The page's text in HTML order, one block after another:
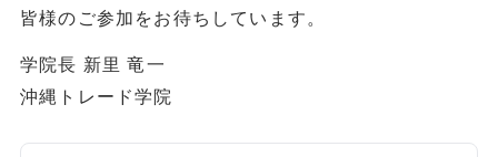
皆様のご参加をお待ちしています。
学院長 新里 竜一
沖縄トレード学院